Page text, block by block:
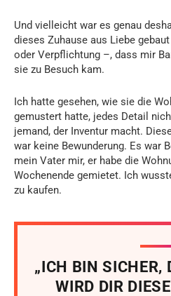
Und vielleicht war es genau
dieses Zuhause aus Liebe
oder Verpflichtung –, dass mir
sie zu Besuch kam.
Ich hatte gesehen, wie sie die
gemustert hatte, jedes Detail
jemand, der Inventur macht.
war keine Bewunderung. Es war
mein Vater mir, er habe die
Wochenende gemietet. Ich
zu kaufen.
„ICH BIN SICHER,
WIRD DIR